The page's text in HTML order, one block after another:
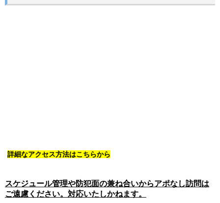
詳細なアクセス方法はこちらから
スケジュール管理や防犯面の兼ね合いからアポなし訪問は
ご遠慮ください。対応いたしかねます。